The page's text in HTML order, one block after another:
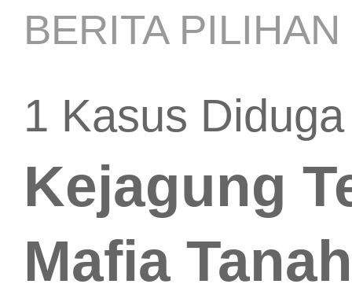
BERITA PILIHAN
1 Kasus
Kejagung
Mafia Tanah